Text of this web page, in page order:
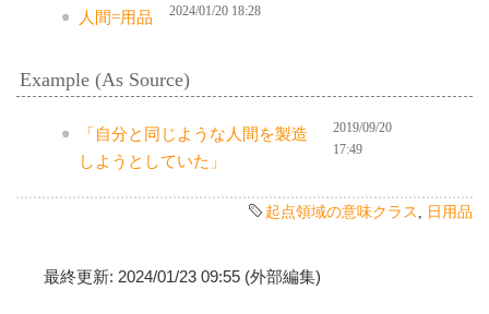
人間=用品 2024/01/20 18:28
Example (As Source)
「自分と同じような人間を製造
しようとしていた」
2019/09/20
17:49
起点領域の意味クラス, 日用品
最終更新: 2024/01/23 09:55 (外部編集)